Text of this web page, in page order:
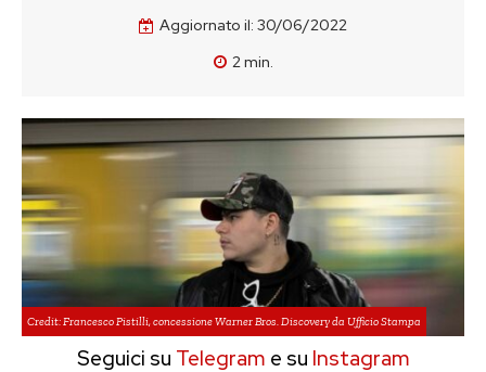
Aggiornato il: 30/06/2022
2min.
Credit: Francesco Pistilli, concessione Warner Bros. Discovery da Ufficio Stampa
Seguici su Telegram e su Instagram